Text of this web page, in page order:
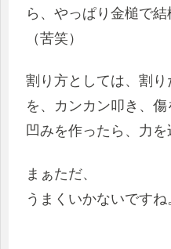
ら、やっぱり金槌で
（苦笑）
割り方としては、割
を、カンカン叩き、
凹みを作ったら、力を
まぁただ、
う まくいかないですね